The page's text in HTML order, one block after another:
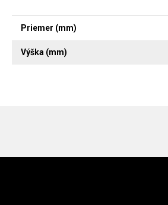
Priemer (mm)
Výška (mm)